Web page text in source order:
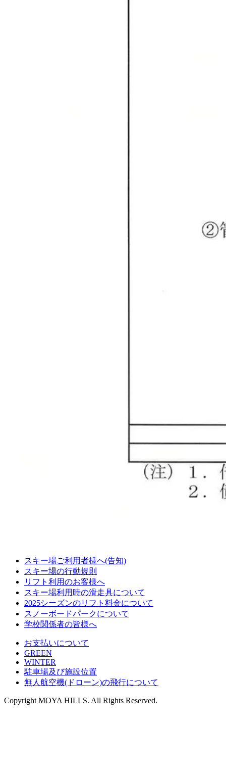
スキー場ご利用者様へ(告知)
スキー場の行動規則
リフト利用のお客様へ
スキー場利用時の滑走具について
2025シーズンのリフト料金について
スノーボードパークについて
学校関係者の皆様へ
お支払いについて
GREEN
WINTER
駐車場及び施設位置
無人航空機(ドローン)の飛行について
Copyright MOYA HILLS. All Rights Reserved.